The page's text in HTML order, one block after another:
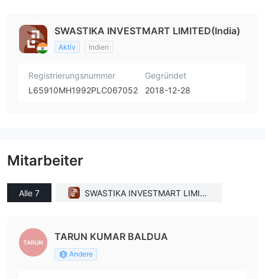
SWASTIKA INVESTMART LIMITED(India)
Aktiv Indien
Registrierungsnummer
L65910MH1992PLC067052
Gegründet
2018-12-28
Mitarbeiter
Alle 7
SWASTIKA INVESTMART LIMITE
TARUN KUMAR BALDUA
Andere